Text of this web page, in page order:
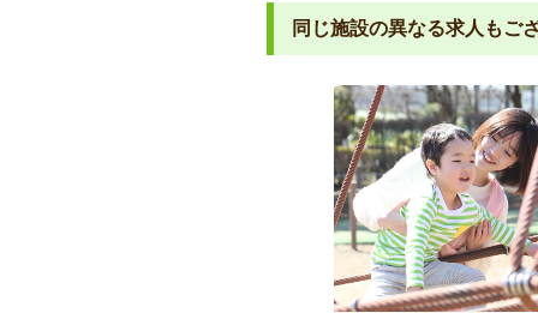
同じ施設の異なる求人もご